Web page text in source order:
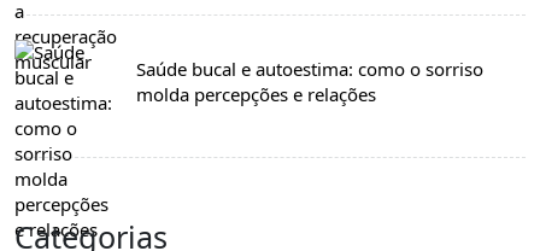
Saúde bucal e autoestima: como o sorriso
molda percepções e relações
Categorias